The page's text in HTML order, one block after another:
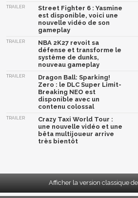
TRAILER
Street Fighter 6 : Yasmine
est disponible, voici une
nouvelle vidéo de son
gameplay
TRAILER
NBA 2K27 revoit sa
défense et transforme le
système de dunks,
nouveau gameplay
TRAILER
Dragon Ball: Sparking!
Zero : le DLC Super Limit-
Breaking NEO est
disponible avec un
contenu colossal
TRAILER
Crazy Taxi World Tour :
une nouvelle vidéo et une
bêta multijoueur arrive
très bientôt
Afficher la version classique